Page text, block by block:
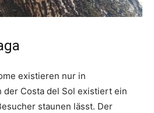
existieren nur in
der Costa del Sol existiert ein
staunen lässt. Der